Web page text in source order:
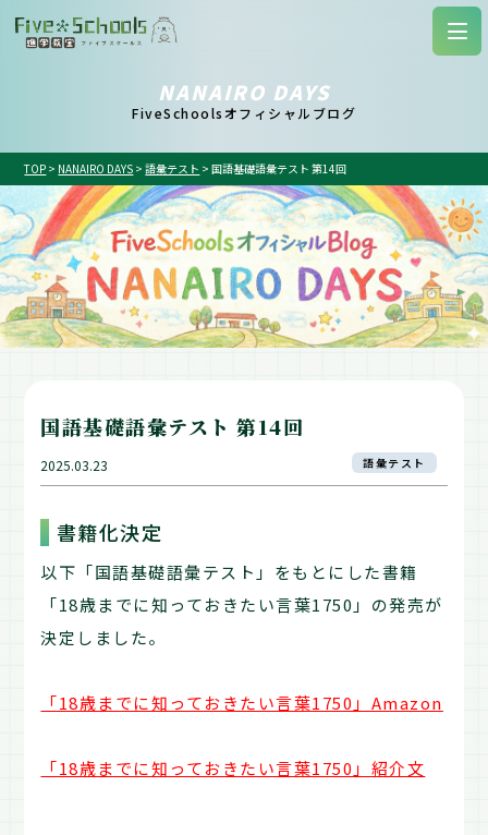
NANAIRO DAYS
FiveSchoolsオフィシャルブログ
TOP > NANAIRO DAYS >語彙テスト >国語基礎語彙テスト 第14回
国語基礎語彙テスト 第14回
2025.03.23 語彙テスト
書籍化決定
以下「国語基礎語彙テスト」をもとにした書籍
「18歳までに知っておきたい言葉1750」の発売が
決定しました。
「18歳までに知っておきたい言葉1750」Amazon
「18歳までに知っておきたい言葉1750」紹介文